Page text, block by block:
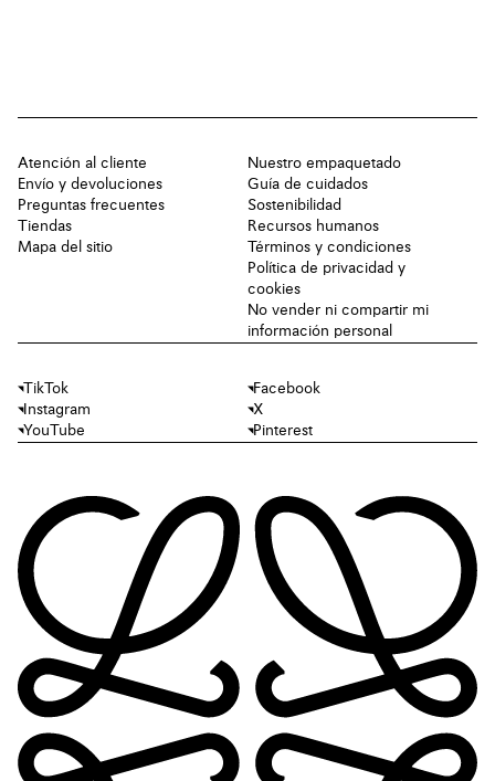
Atención al cliente
Envío y devoluciones
Preguntas frecuentes
Tiendas
Mapa del sitio
Nuestro empaquetado
Guía de cuidados
Sostenibilidad
Recursos humanos
Términos y condiciones
Política de privacidad y
cookies
No vender ni compartir mi
información personal
TikTok
Facebook
Instagram
X
YouTube
Pinterest